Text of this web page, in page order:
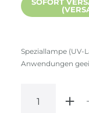
Speziallampe (UV-
Anwendungen